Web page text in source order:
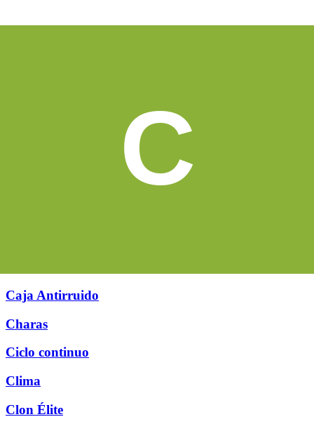
C
Caja Antirruido
Charas
Ciclo continuo
Clima
Clon Élite